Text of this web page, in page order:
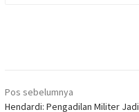
Navigasi
pos
Pos sebelumnya
Hendardi: Pengadilan Militer Jadi